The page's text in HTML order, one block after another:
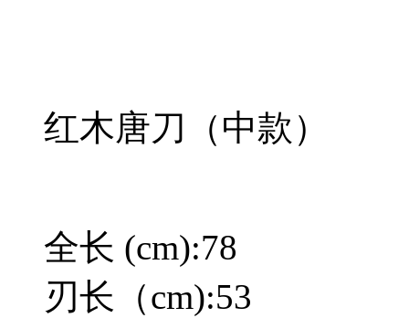
红木唐刀（中款）
全长 (cm):78
刃长（cm):53